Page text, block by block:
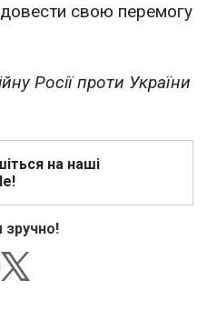
свою перемогу
Росії проти України
на наші